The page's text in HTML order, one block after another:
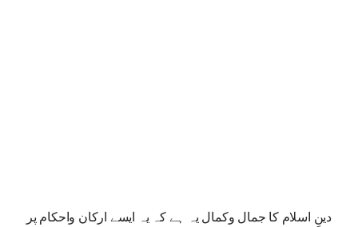
دینِ اسلام کا جمال وکمال یہ ہے کہ یہ ایسے ارکان واحکام پر